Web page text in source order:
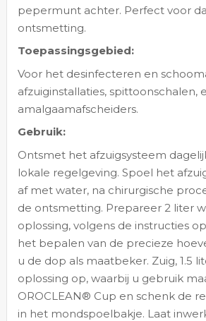
pepermunt achter. Perfect voor
ontsmetting.
Toepassingsgebied:
Voor het desinfecteren en
afzuiginstallaties, spittoonschalen,
amalgaamafscheiders.
Gebruik:
Ontsmet het afzuigsysteem
lokale regelgeving. Spoel het
af met water, na chirurgische
de ontsmetting. Prepareer 2 liter
oplossing, volgens de instructies
het bepalen van de precieze
u de dop als maatbeker. Zuig, 1.5
oplossing op, waarbij u gebruik
OROCLEAN® Cup en schenk de
in het mondspoelbakje. Laat